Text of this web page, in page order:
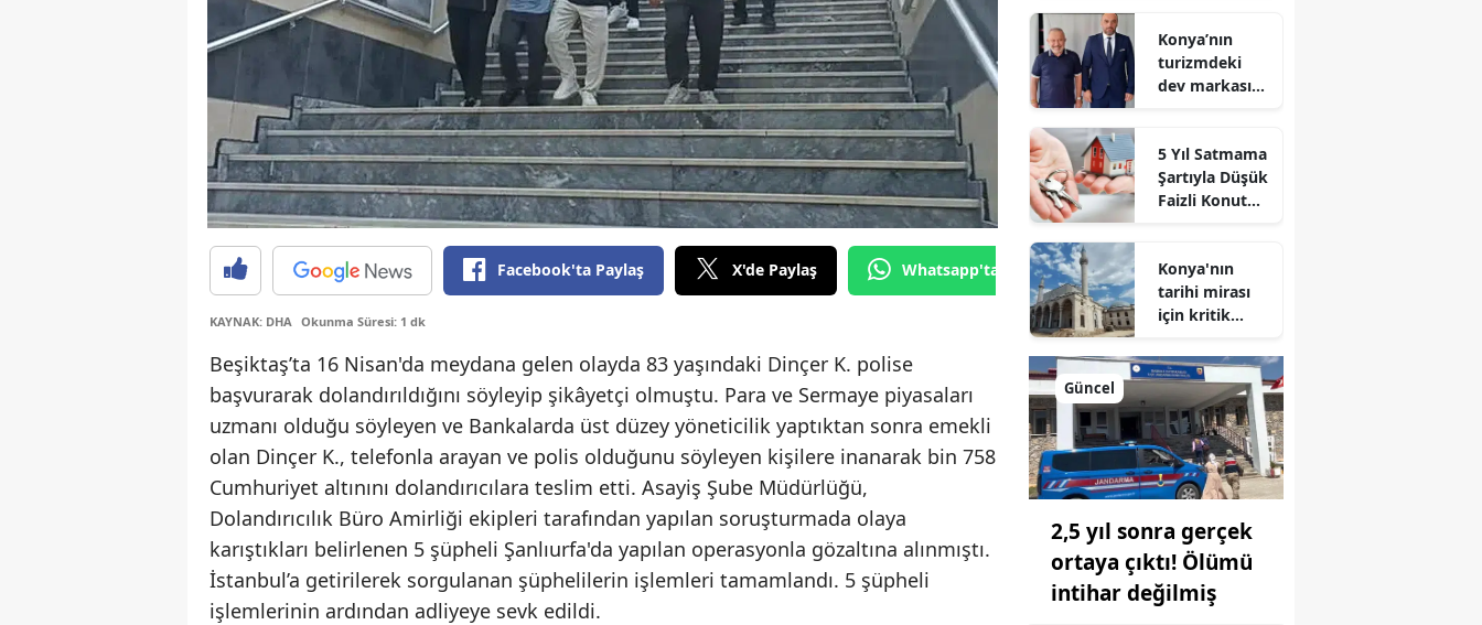
Çanakkale
Çankırı
Çorum
Denizli
Diyarbakır
Edirne
Erzurum
Eskişehir
Gaziantep
Giresun
Gümüşhane
Facebook'ta Paylaş X'de Paylaş Whatsapp'tan Gönder
KAYNAK: DHA Okunma Süresi: 1 dk
Beşiktaş’ta 16 Nisan'da meydana gelen olayda 83 yaşındaki Dinçer K. polise
başvurarak dolandırıldığını söyleyip şikâyetçi olmuştu. Para ve Sermaye piyasaları
uzmanı olduğu söyleyen ve Bankalarda üst düzey yöneticilik yaptıktan sonra emekli
olan Dinçer K., telefonla arayan ve polis olduğunu söyleyen kişilere inanarak bin 758
Cumhuriyet altınını dolandırıcılara teslim etti. Asayiş Şube Müdürlüğü,
Dolandırıcılık Büro Amirliği ekipleri tarafından yapılan soruşturmada olaya
karıştıkları belirlenen 5 şüpheli Şanlıurfa'da yapılan operasyonla gözaltına alınmıştı.
İstanbul’a getirilerek sorgulanan şüphelilerin işlemleri tamamlandı. 5 şüpheli
işlemlerinin ardından adliyeye sevk edildi.
Konya’nın
turizmdeki
dev markası
de zirveye
oynuyor
5 Yıl Satmama
Şartıyla Düşük
Faizli Konut
Konya'nın
tarihi mirası
için kritik
durum
açıklandı
Güncel
2,5 yıl sonra gerçek
ortaya çıktı! Ölümü
intihar değilmiş